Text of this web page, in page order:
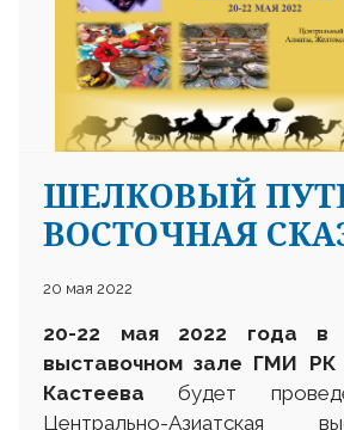
ШЕЛКОВЫЙ
ВОСТОЧНАЯ
20 мая 2022
20-22 мая 2022 года в
выставочном зале ГМИ РК
Кастеевабудет
Центрально-Азиатская